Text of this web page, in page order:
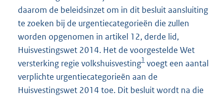
daarom de beleidsinzet om in dit besluit aansluiting
te zoeken bij de urgentiecategorieën die zullen
worden opgenomen in artikel 12, derde lid,
Huisvestingswet 2014. Het de voorgestelde Wet
versterking regie volkshuisvesting1 voegt een aantal
verplichte urgentiecategorieën aan de
Huisvestingswet 2014 toe. Dit besluit wordt na die